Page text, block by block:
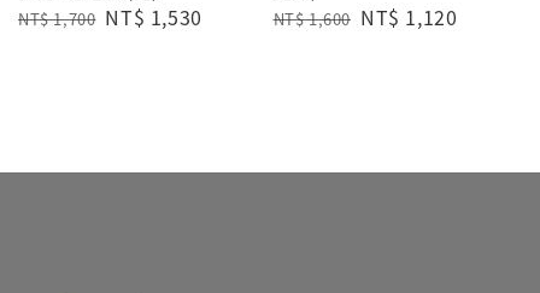
Regular
NT$ 1,700 Sale
NT$ 1,530
Regular
NT$ 1,600 Sale
NT$ 1,120